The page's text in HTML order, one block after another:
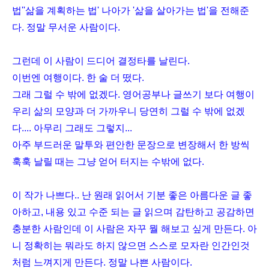
법''삶을 계획하는 법' 나아가 '삶을 살아가는 법'을 전해준
다. 정말 무서운 사람이다.
그런데 이 사람이 드디어 결정타를 날린다.
이번엔 여행이다. 한 술 더 떴다.
그래 그럴 수 밖에 없겠다. 영어공부나 글쓰기 보다 여행이
우리 삶의 모양과 더 가까우니 당연히 그럴 수 밖에 없겠
다.... 아무리 그래도 그렇지...
아주 부드러운 말투와 편안한 문장으로 변장해서 한 방씩
훅훅 날릴 때는 그냥 얻어 터지는 수밖에 없다.
이 작가 나쁘다.. 난 원래 읽어서 기분 좋은 아름다운 글 좋
아하고, 내용 있고 수준 되는 글 읽으며 감탄하고 공감하면
충분한 사람인데 이 사람은 자꾸 뭘 해보고 싶게 만든다. 아
니 정확히는 뭐라도 하지 않으면 스스로 모자란 인간인것
처럼 느껴지게 만든다. 정말 나쁜 사람이다.